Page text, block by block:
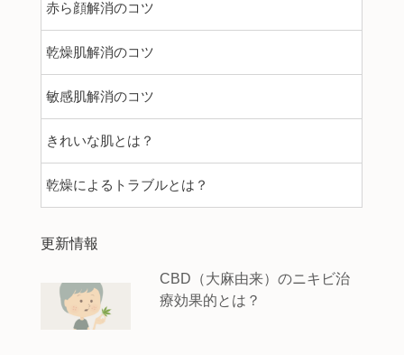
赤ら顔解消のコツ
乾燥肌解消のコツ
敏感肌解消のコツ
きれいな肌とは？
乾燥によるトラブルとは？
更新情報
CBD（大麻由来）のニキビ治
療効果的とは？